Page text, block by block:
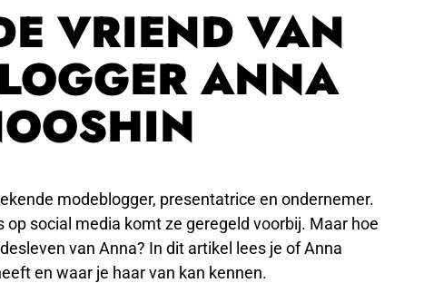
VRIEND VAN
ANNA
modeblogger, presentatrice en ondernemer.
op social media komt ze geregeld voorbij. Maar hoe
van Anna? In dit artikel lees je of Anna
en waar je haar van kan kennen.